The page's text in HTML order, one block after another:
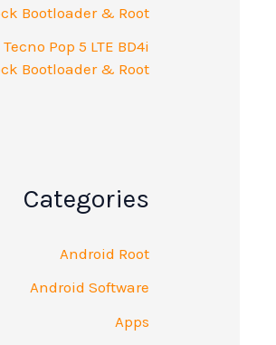
Bootloader & Root
Tecno Pop 5 LTE BD4i
Bootloader & Root
Categories
Android Root
Android Software
Apps